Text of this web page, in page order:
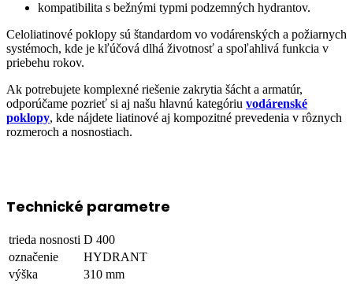
kompatibilita s bežnými typmi podzemných hydrantov.
Celoliatinové poklopy sú štandardom vo vodárenských a požiarnych
systémoch, kde je kľúčová dlhá životnosť a spoľahlivá funkcia v
priebehu rokov.
Ak potrebujete komplexné riešenie zakrytia šácht a armatúr,
odporúčame pozrieť si aj našu hlavnú kategóriu vodárenské
poklopy, kde nájdete liatinové aj kompozitné prevedenia v rôznych
rozmeroch a nosnostiach.
Technické parametre
trieda nosnosti D 400
označenie
HYDRANT
výška
310 mm